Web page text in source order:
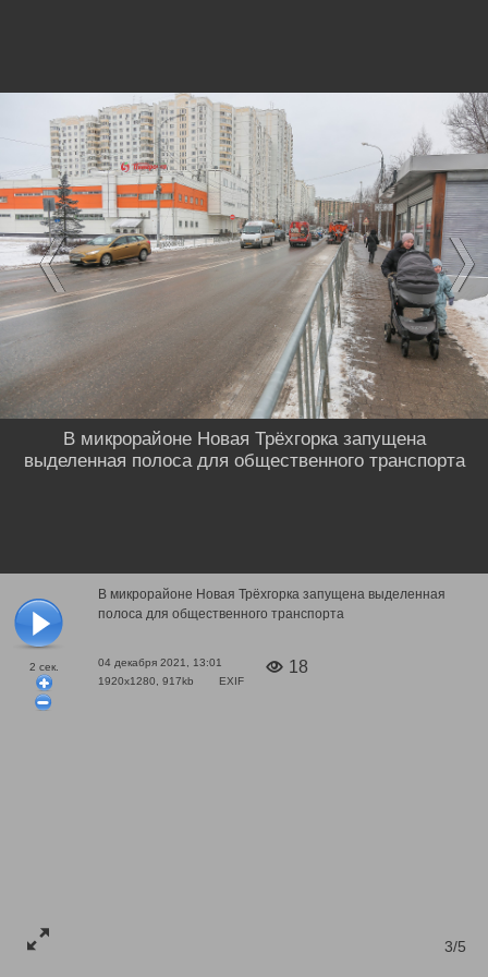
2 сек.
В микрорайоне Новая Трёхгорка запущена выделенная
полоса для общественного транспорта
04 декабря 2021, 13:01
1920x1280, 917kb
EXIF
18
3/5
В микрорайоне Новая Трёхгорка запущена
выделенная полоса для общественного транспорта